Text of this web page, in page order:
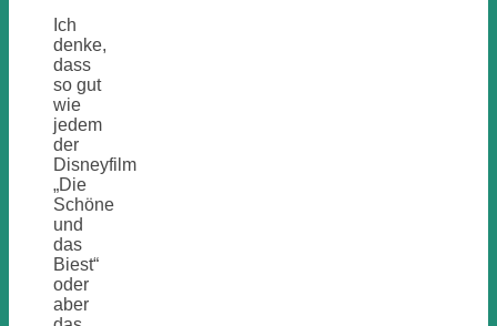
Ich
denke,
dass
so gut
wie
jedem
der
Disneyfilm
„Die
Schöne
und
das
Biest“
oder
aber